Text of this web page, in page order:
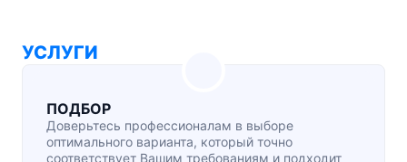
УСЛУГИ
ПОДБОР
Доверьтесь профессионалам в выборе
оптимального варианта, который точно
соответствует Вашим требованиям и подходит